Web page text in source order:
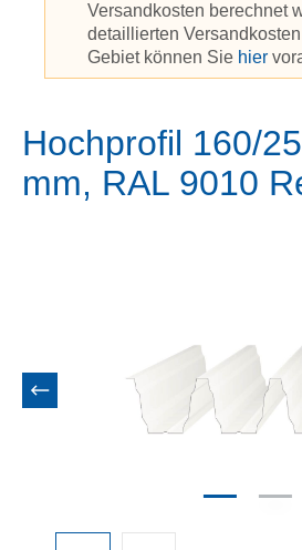
Versandkosten berechnet
detaillierten
Gebiet können Sie hier
Hochprofil 160/
mm, RAL 9010